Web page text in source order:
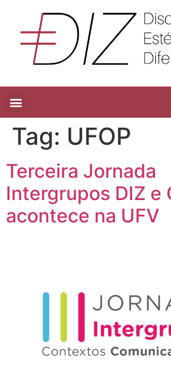
Tag: UFOP
Terceira Jornada
Intergrupos DIZ e
acontece na UFV